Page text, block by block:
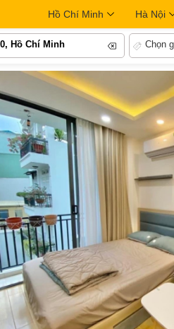
Hồ Chí Minh Hà Nội
Hồ Chí Minh Chọn